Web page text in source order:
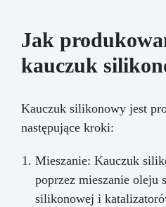
Jak
kauczuk
Kauczuk silikonowy jest
następujące kroki:
Mieszanie: Kauczuk
poprzez mieszanie
silikonowej i